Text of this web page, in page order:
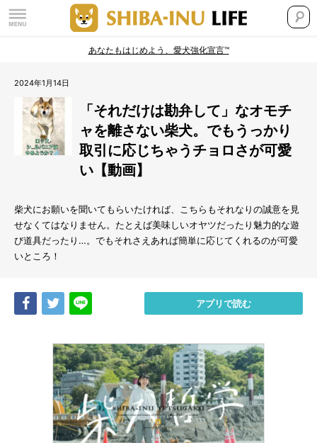
あなたもはじめよう、愛犬強化宣言™
2024年1月14日
「それだけは勘弁して」なオモチ
ャを離さない柴犬。でもうっかり
取引に応じちゃうチョロさが可愛
い【動画】
柴犬にお願いを聞いてもらいたければ、こちらもそれなりの誠意を見
せなくてはなりません。たとえば美味しいオヤツだったり魅力的な遊
び道具だったり…。でもそれさえあれば簡単に応じてくれるのが可愛
いところ！
Share Tweet アプリで読む